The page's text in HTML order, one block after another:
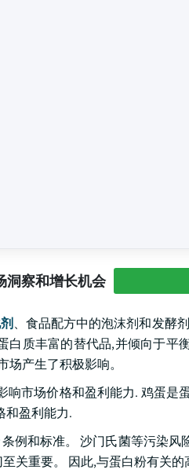
洞察和增长机会
、食品配方中的泡沫剂和发酵
白质丰富的替代品,并倾向于
产生了积极影响。
市场价格和盈利能力. 鸡蛋
和盈利能力.
条例和标准。 沙门氏菌等污染风
关重要。 因此,与蛋白粉有关